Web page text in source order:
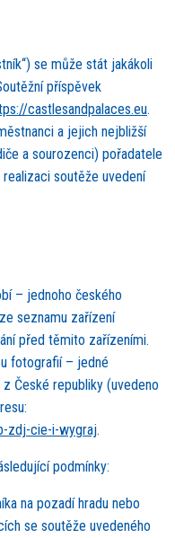
“) se může stát jakákoli
ěžní příspěvek
castlesandpalaces.eu.
a jejich nejbližší
a sourozenci) pořadatele
soutěže uvedení
– jednoho českého
seznamu zařízení
před těmito zařízeními.
fotografií – jedné
z České republiky (uvedeno
zdj-cie-i-wygraj.
podmínky:
na pozadí hradu nebo
se soutěže uvedeného